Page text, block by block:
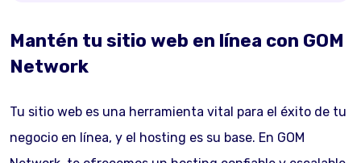
Mantén tu sitio web en línea con GOM
Network
Tu sitio web es una herramienta vital para el éxito de tu
negocio en línea, y el hosting es su base. En GOM